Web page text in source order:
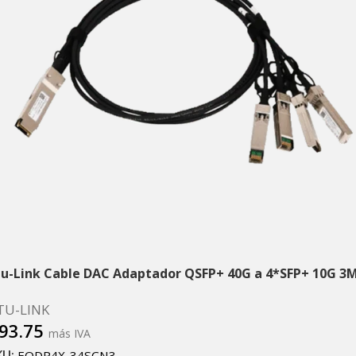
Link Cable DAC Adaptador QSFP+ 40G a 4*SFP+ 10G
LINK
más IVA